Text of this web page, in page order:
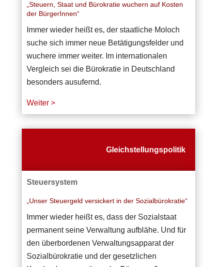
„Steuern, Staat und Bürokratie wuchern auf Kosten
der BürgerInnen“
Immer wieder heißt es, der staatliche Moloch
suche sich immer neue Betätigungsfelder und
wuchere immer weiter. Im internationalen
Vergleich sei die Bürokratie in Deutschland
besonders ausufernd.
Weiter >
Gleichstellungspolitik
Steuersystem
„Unser Steuergeld versickert in der Sozialbürokratie“
Immer wieder heißt es, dass der Sozialstaat
permanent seine Verwaltung aufblähe. Und für
den überbordenen Verwaltungsapparat der
Sozialbürokratie und der gesetzlichen